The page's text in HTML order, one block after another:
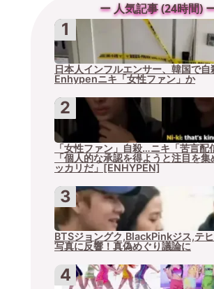
ー 人気記事 (24時間)
日本人インフルエンサー、韓国で
Enhypenニキ「女性ファン」か
「女性ファン」自殺…ニキ「苦言配
「個人的な承認を得ようと注目を
ッカリだ」[ENHYPEN]
BTSジョングク,BlackPinkジス,テ
写真に反響！真偽めぐり議論に